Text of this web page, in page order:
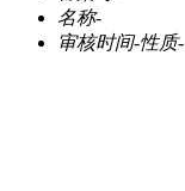
名称-
审核时间-性质-